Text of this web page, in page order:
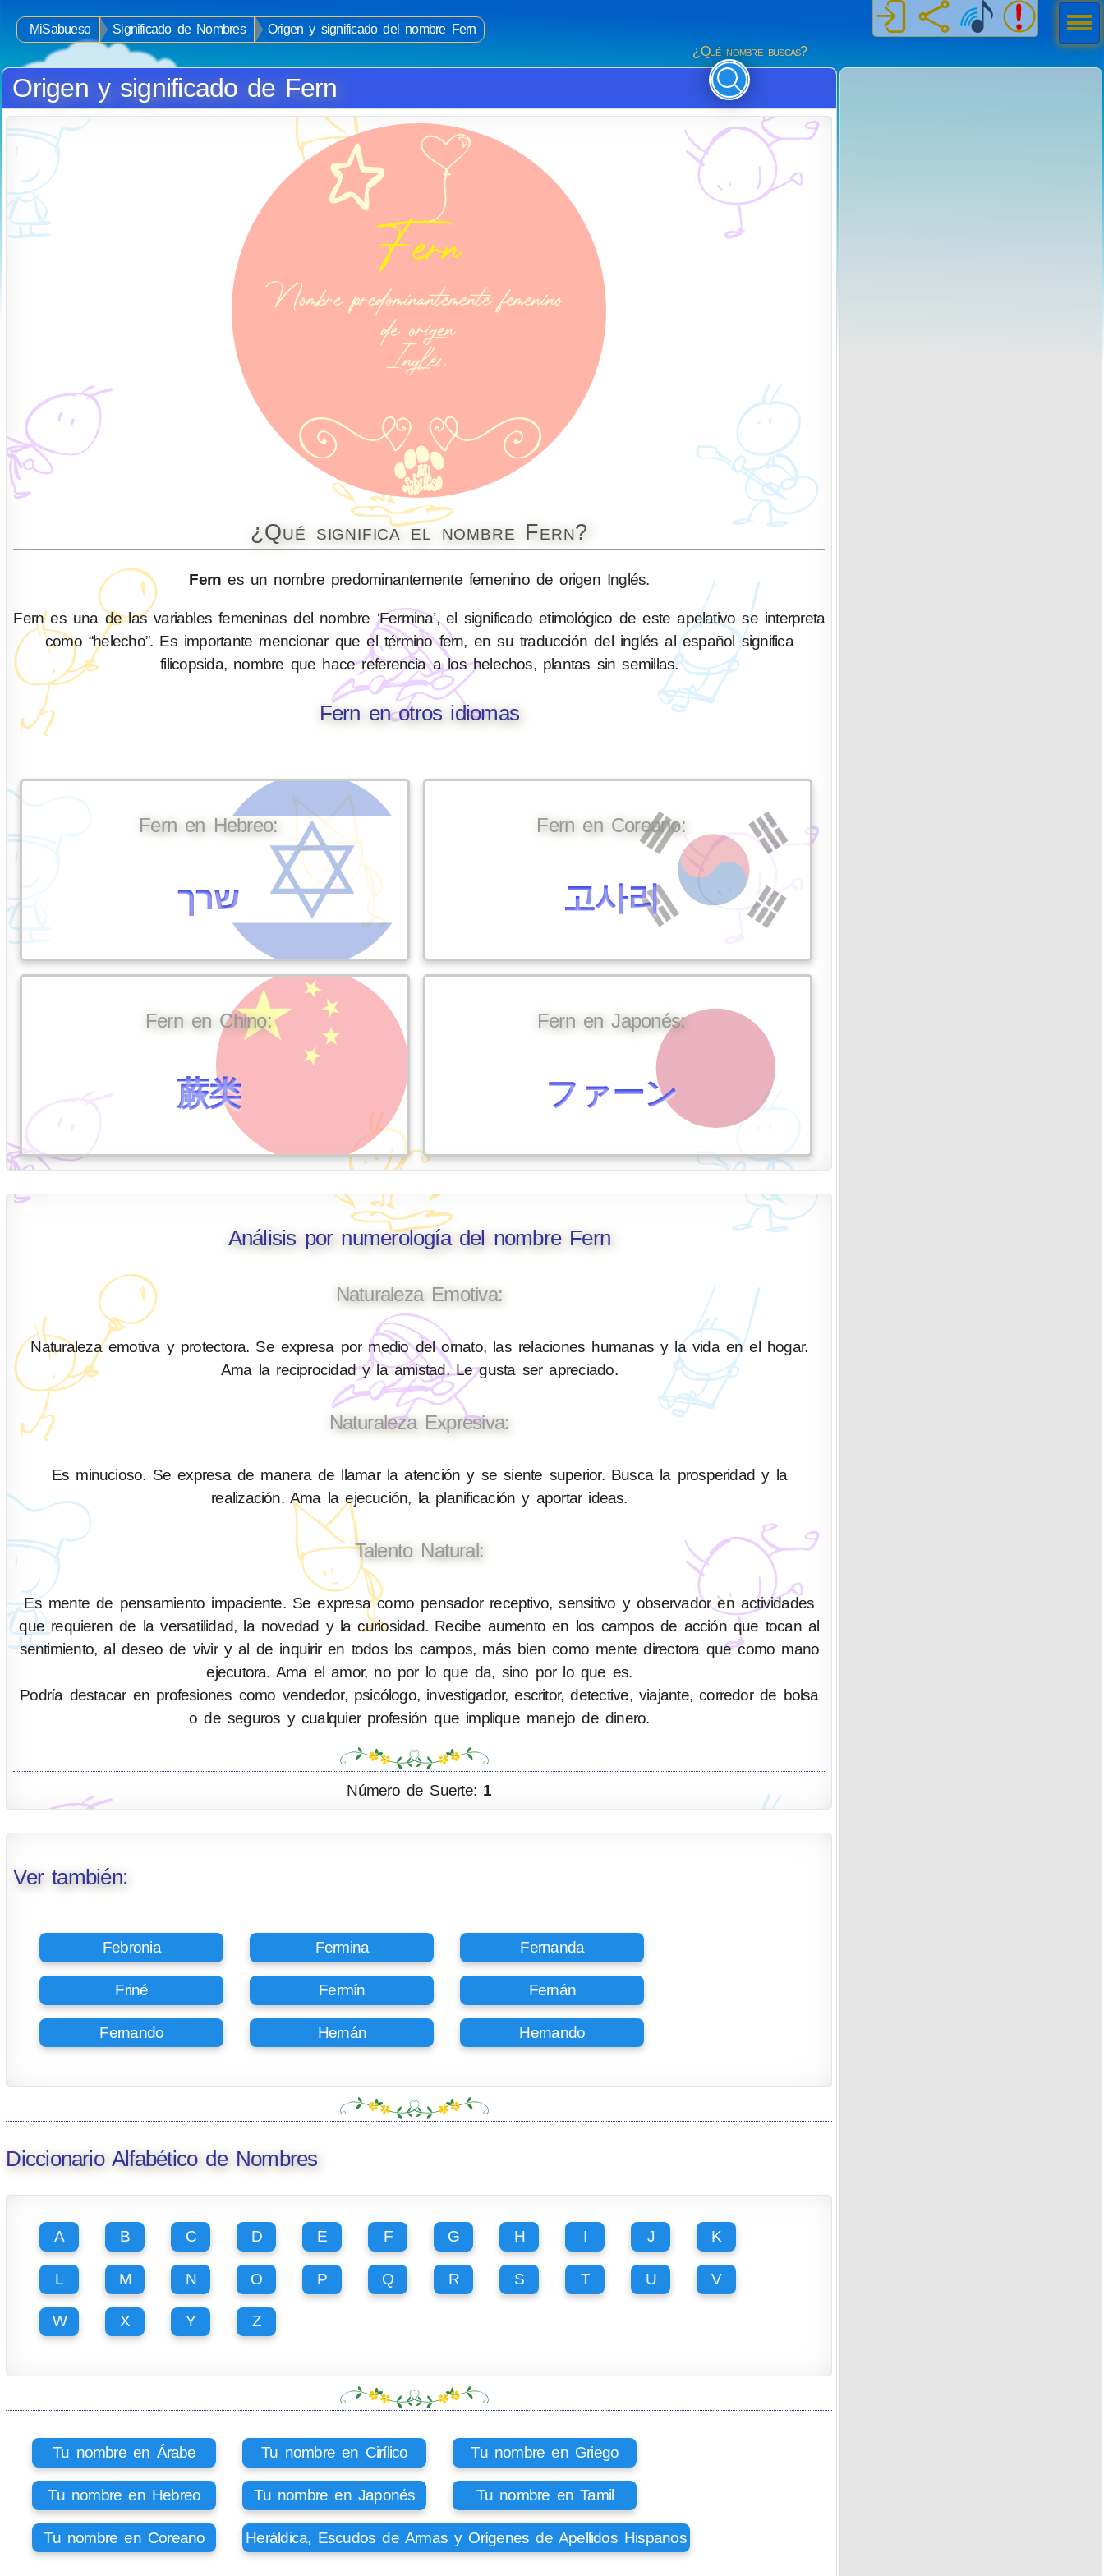
MiSabueso Significado de Nombres
Origen y significado del nombre Fern
¿Qué nombre buscas?
Origen y significado de Fern
¿Qué significa el nombre Fern?
Fern es un nombre predominantemente femenino de origen Inglés.
Fern es una de las variables femeninas del nombre ‘Fermina’, el significado etimológico de este apelativo se interpreta
como “helecho”. Es importante mencionar que el término fern, en su traducción del inglés al español significa
filicopsida, nombre que hace referencia a los helechos, plantas sin semillas.
Fern en otros idiomas
Fern en Hebreo:
שרך
Fern en Coreano:
고사리
Fern en Chino:
蕨类
Fern en Japonés:
ファーン
Análisis por numerología del nombre Fern
Naturaleza Emotiva:
Naturaleza emotiva y protectora. Se expresa por medio del ornato, las relaciones humanas y la vida en el hogar.
Ama la reciprocidad y la amistad. Le gusta ser apreciado.
Naturaleza Expresiva:
Es minucioso. Se expresa de manera de llamar la atención y se siente superior. Busca la prosperidad y la
realización. Ama la ejecución, la planificación y aportar ideas.
Talento Natural:
Es mente de pensamiento impaciente. Se expresa como pensador receptivo, sensitivo y observador en actividades
que requieren de la versatilidad, la novedad y la curiosidad. Recibe aumento en los campos de acción que tocan al
sentimiento, al deseo de vivir y al de inquirir en todos los campos, más bien como mente directora que como mano
ejecutora. Ama el amor, no por lo que da, sino por lo que es.
Podría destacar en profesiones como vendedor, psicólogo, investigador, escritor, detective, viajante, corredor de bolsa
o de seguros y cualquier profesión que implique manejo de dinero.
Número de Suerte: 1
Ver también:
Febronia Fermina Fernanda
Friné Fermín Fernán
Fernando Hernán Hernando
Diccionario Alfabético de Nombres
A B C D E F G H I J K
L M N O P Q R S T U V
W X Y Z
Tu nombre en Árabe Tu nombre en Cirílico Tu nombre en Griego
Tu nombre en Hebreo Tu nombre en Japonés Tu nombre en Tamil
Tu nombre en Coreano Heráldica, Escudos de Armas y Orígenes de Apellidos Hispanos
Men
ú